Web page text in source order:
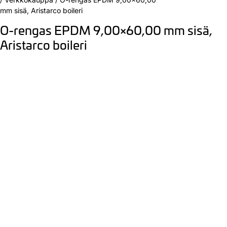
mm sisä, Aristarco boileri
O-rengas EPDM 9,00×60,00 mm sisä,
Aristarco boileri